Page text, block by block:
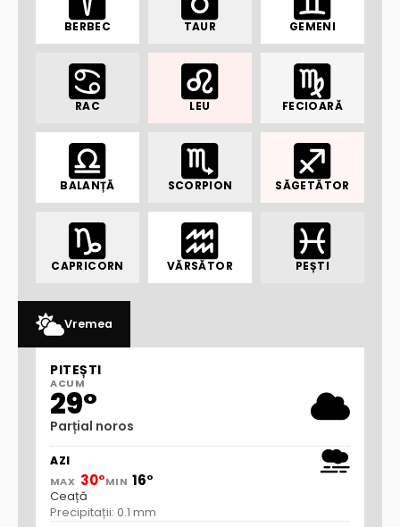
BERBEC TAUR GEMENI
RAC LEU FECIOARĂ
BALANȚĂ SCORPION SĂGETĂTOR
CAPRICORN VĂRSĂTOR PEȘTI
Vremea
PITEȘTI
ACUM
29°
Parțial noros
AZI
MAX 30°MIN 16°
Ceață
Precipitații: 0.1 mm